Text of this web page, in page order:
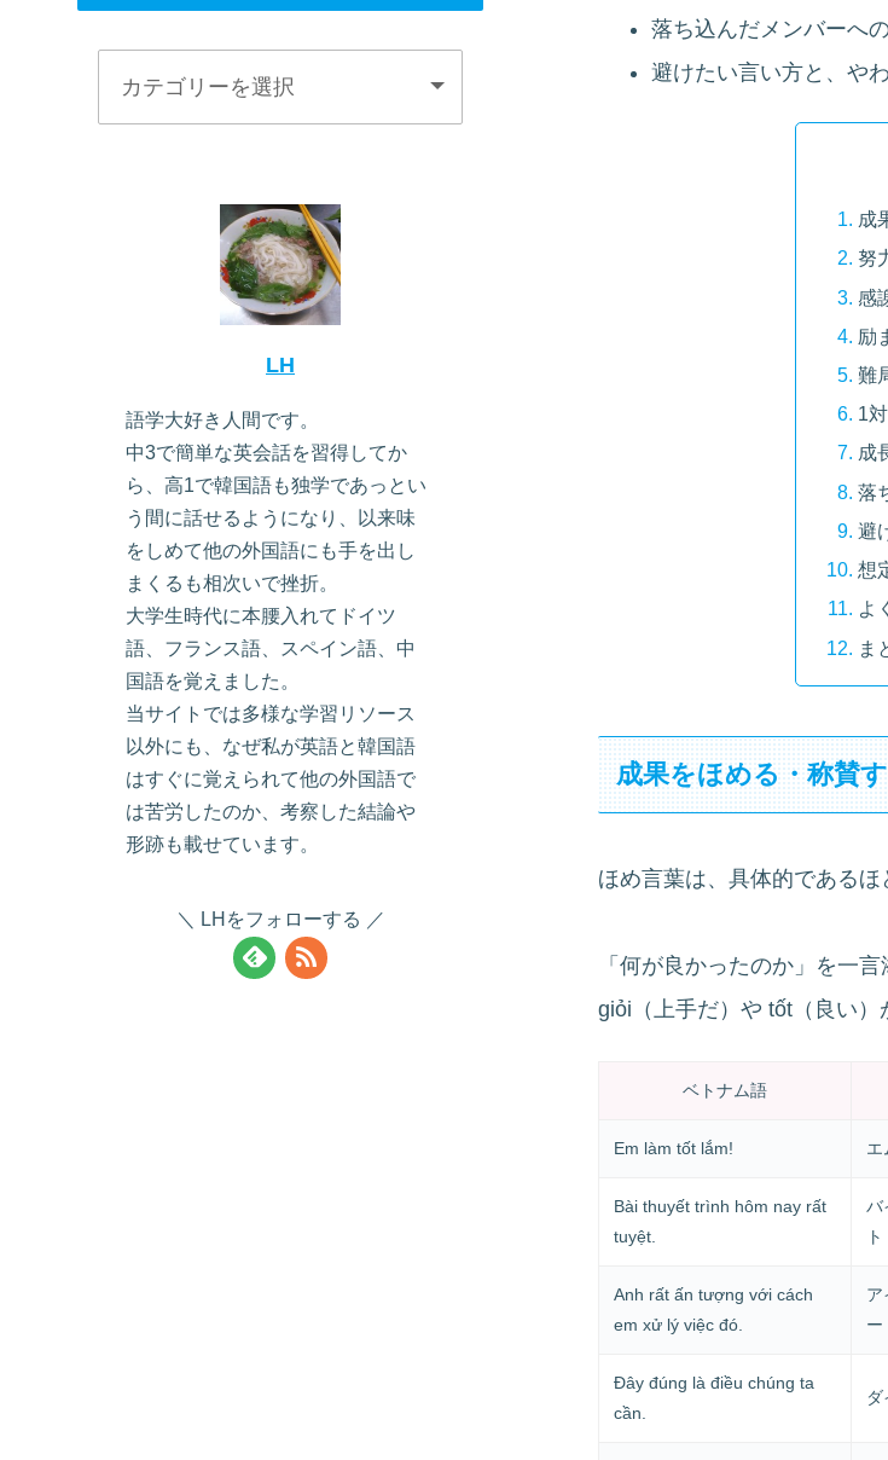
落ち込んだメンバーへ
避けたい言い方と、や
成
努
感
励
難
1
成
落
避
想
よ
ま
成果をほめる・称賛
ほめ言葉は、具体的であるほ
「何が良かったのか」を一
giỏi（上手だ）や tốt（良い）
ベトナム語
Em làm tốt lắm! エ
Bài thuyết trình hôm nay rất
tuyệt.
バ
ト
Anh rất ấn tượng với cách
em xử lý việc đó.
ア
ー
Đây đúng là điều chúng ta
cần.
LH
語学大好き人間です。
中3で簡単な英会話を習得してか
ら、高1で韓国語も独学であっとい
う間に話せるようになり、以来味
をしめて他の外国語にも手を出し
まくるも相次いで挫折。
大学生時代に本腰入れてドイツ
語、フランス語、スペイン語、中
国語を覚えました。
当サイトでは多様な学習リソース
以外にも、なぜ私が英語と韓国語
はすぐに覚えられて他の外国語で
は苦労したのか、考察した結論や
形跡も載せています。
LHをフォローする